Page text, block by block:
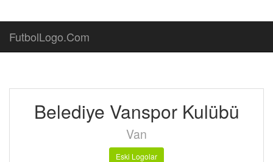
FutbolLogo.Com
Belediye Vanspor Kulübü
Van
Eski Logolar